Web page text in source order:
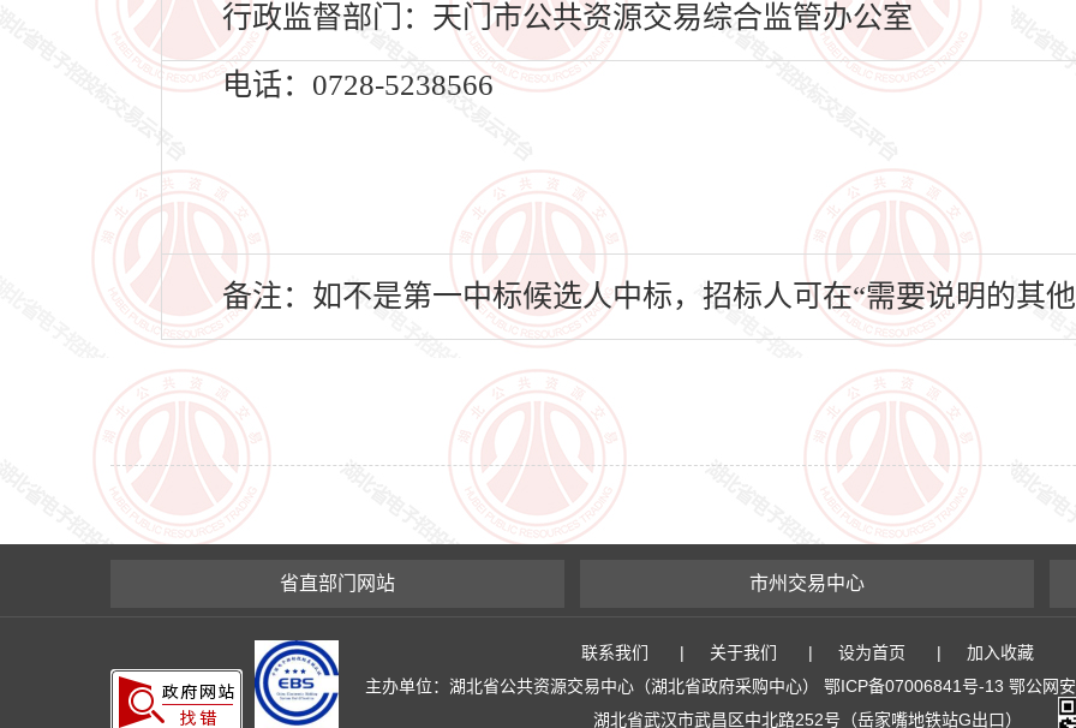
行政监督部门：天门市公共资源交易综合监管办公室
电话：0728-5238566
备注：如不是第一中标候选人中标，招标人可在“需要说明的其
省直部门网站 市州交易中心
联系我们 | 关于我们 | 设为首页 |
加入收藏
主办单位：湖北省公共资源交易中心（湖北省政府采购中心） 鄂ICP备07006841号-13 鄂公网
湖北省武汉市武昌区中北路252号（岳家嘴地铁站G出口）